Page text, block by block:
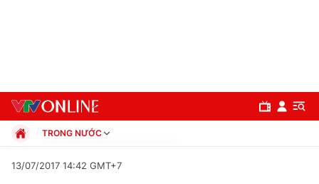
TRONG NƯỚC
Xã hội
13/07/2017 14:42 GMT+7